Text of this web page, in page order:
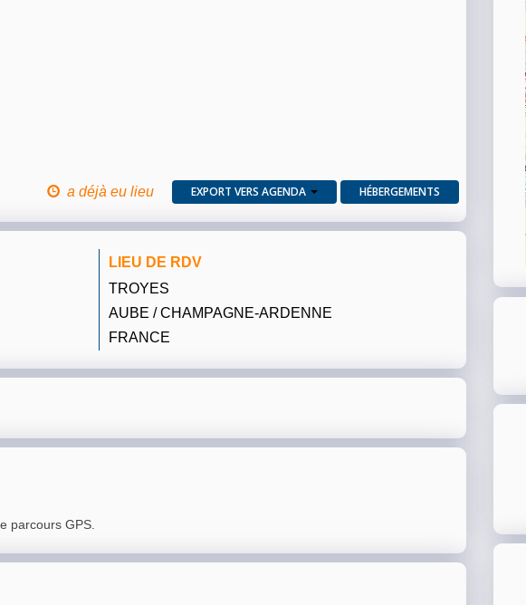
a déjà eu lieu EXPORT VERS AGENDA HÉBERGEMENTS
LIEU DE RDV
TROYES
AUBE / CHAMPAGNE-ARDENNE
FRANCE
parcours GPS.